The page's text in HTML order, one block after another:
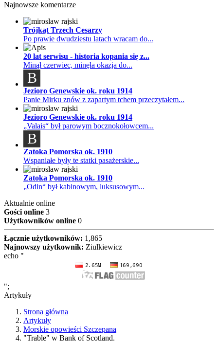
Najnowsze komentarze
Trójkąt Trzech Cesarzy
Po prawie dwudziestu latach wracam do...
20 lat serwisu - historia kopania się z...
Minął czerwiec, minęła okazja do...
B
Jezioro Genewskie ok. roku 1914
Panie Mirku znów z zapartym tchem przeczytałem...
Jezioro Genewskie ok. roku 1914
„Valais“ był parowym bocznokołowcem...
B
Zatoka Pomorska ok. 1910
Wspaniałe były te statki pasażerskie...
Zatoka Pomorska ok. 1910
„Odin“ był kabinowym, luksusowym...
Aktualnie online
Gości online 3
Użytkowników online 0
Łącznie użytkowników: 1,865
Najnowszy użytkownik: Ziulkiewicz
echo "
";
Artykuły
Strona główna
Artykuły
Morskie opowieści Szczepana
"Trable" w Bank of Scotland.